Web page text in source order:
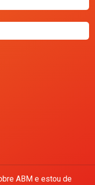
ABM e estou de